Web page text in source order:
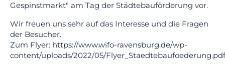
Gespinstmarkt" am Tag der Städtebauförderung vor.
Wir freuen uns sehr auf das Interesse und die Fragen
der Besucher.
Zum Flyer: https://www.wifo-ravensburg.de/wp-
content/uploads/2022/05/Flyer_Staedtebaufoederung.pdf